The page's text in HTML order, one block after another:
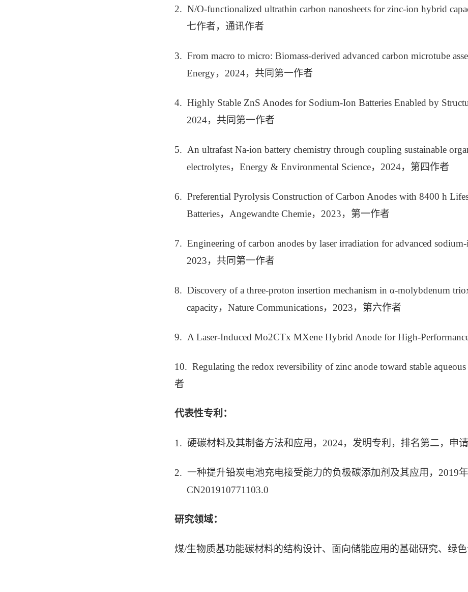
2. N/O-functionalized ultrathin carbon nanosheets for zinc-ion hybrid
七作者，通讯作者
3. From macro to micro: Biomass-derived advanced carbon microtube
Energy，2024，共同第一作者
4. Highly Stable ZnS Anodes for Sodium-Ion Batteries Enabled by
2024，共同第一作者
5. An ultrafast Na-ion battery chemistry through coupling sustainable
electrolytes，Energy & Environmental Science，2024，第四作者
6. Preferential Pyrolysis Construction of Carbon Anodes with 8400 h
Batteries，Angewandte Chemie，2023，第一作者
7. Engineering of carbon anodes by laser irradiation for advanced
2023，共同第一作者
8. Discovery of a three-proton insertion mechanism in α-molybdenum
capacity，Nature Communications，2023，第六作者
9. A Laser‐Induced Mo2CTx MXene Hybrid Anode for
10. Regulating the redox reversibility of zinc anode toward stable
者
代表性专利：
1. 硬碳材料及其制备方法和应用，2024，发明专利，排名第二，申
2. 一种提升铅炭电池充电接受能力的负极碳添加剂及其应用，2019
CN201910771103.0
研究领域：
煤/生物质基功能碳材料的结构设计、面向储能应用的基础研究、绿